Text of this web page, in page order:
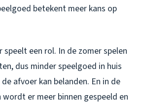
betekent meer kans op
speelt een rol. In de zomer spelen
dus minder speelgoed in huis
afvoer kan belanden. En in de
er meer binnen gespeeld en